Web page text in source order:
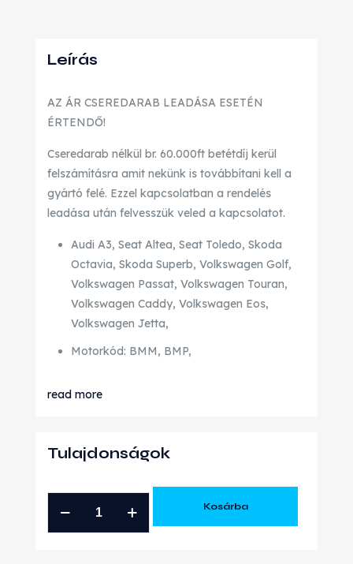
Leírás
AZ ÁR CSEREDARAB LEADÁSA ESETÉN
ÉRTENDŐ!
Cseredarab nélkül br. 60.000ft betétdíj kerül
felszámításra amit nekünk is továbbítani kell a
gyártó felé. Ezzel kapcsolatban a rendelés
leadása után felvesszük veled a kapcsolatot.
Audi A3, Seat Altea, Seat Toledo, Skoda
Octavia, Skoda Superb, Volkswagen Golf,
Volkswagen Passat, Volkswagen Touran,
Volkswagen Caddy, Volkswagen Eos,
Volkswagen Jetta,
Motorkód: BMM, BMP,
read more
Tulajdonságok
Kosárba